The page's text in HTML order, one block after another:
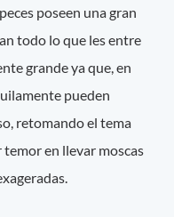
poseen una gran
todo lo que les entre
grande ya que, en
pueden
retomando el tema
temor en llevar moscas